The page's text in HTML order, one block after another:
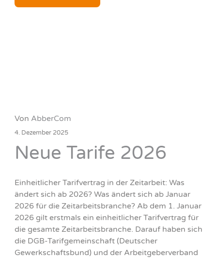
Von AbberCom
4. Dezember 2025
Neue Tarife 2026
Einheitlicher Tarifvertrag in der Zeitarbeit: Was
ändert sich ab 2026? Was ändert sich ab Januar
2026 für die Zeitarbeitsbranche? Ab dem 1. Januar
2026 gilt erstmals ein einheitlicher Tarifvertrag für
die gesamte Zeitarbeitsbranche. Darauf haben sich
die DGB-Tarifgemeinschaft (Deutscher
Gewerkschaftsbund) und der Arbeitgeberverband